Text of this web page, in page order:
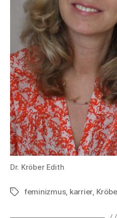
Dr. Kröber Edith
Címkékfeminizmus, karrier,